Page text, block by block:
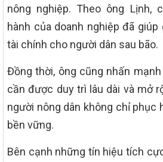
nông nghiệp. Theo ông Lịnh,
hành của doanh nghiệp đã
tài chính cho người dân sau bão.
Đồng thời, ông cũng nhấn
cần được duy trì lâu dài và mở
người nông dân không chỉ phục
bền vững.
Bên cạnh những tín hiệu tích